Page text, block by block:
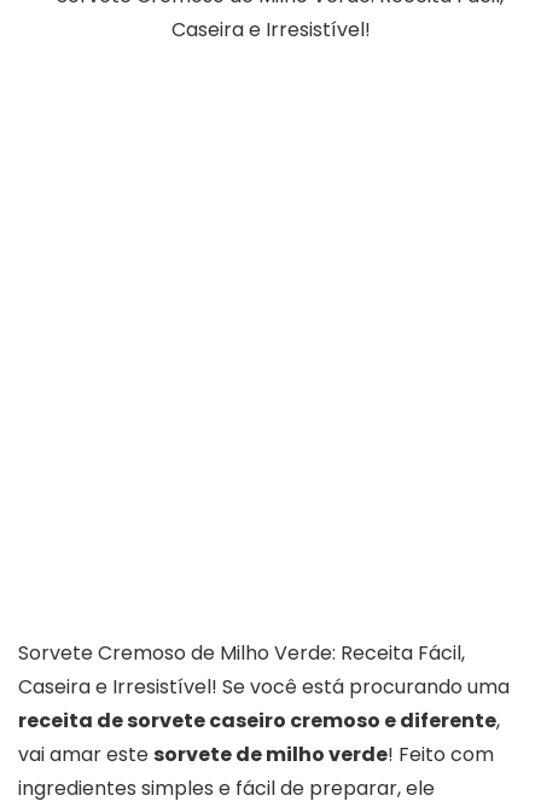
Sorvete Cremoso de Milho Verde: Receita Fácil,
Caseira e Irresistível! Se você está procurando uma
receita de sorvete caseiro cremoso e diferente,
vai amar estesorvete de milho verde! Feito com
ingredientes simples e fácil de preparar, ele